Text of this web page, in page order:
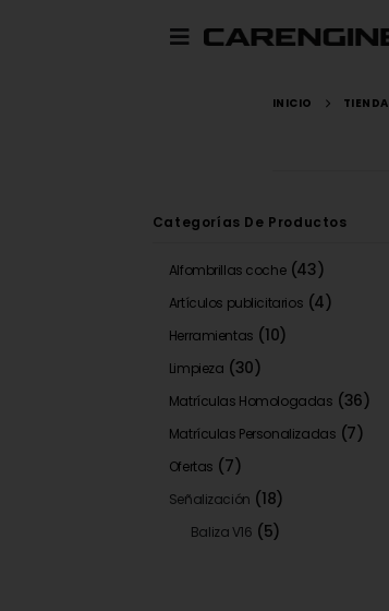
INICIO TIENDA
Categorías De Productos
Alfombrillas coche (43)
Artículos publicitarios (4)
Herramientas (10)
Limpieza (30)
Matrículas Homologadas (36)
Matrículas Personalizadas (7)
Ofertas (7)
Señalización (18)
Baliza V16 (5)